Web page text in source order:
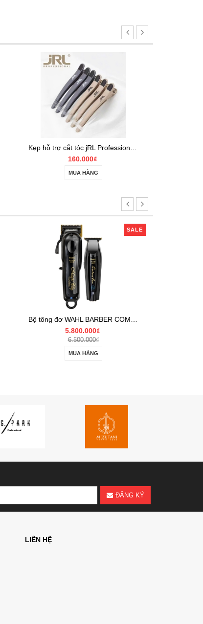
85.000₫
MUA HÀNG
SALE
Tông đơ cắt tóc WAHL 5 STAR BLACK CORDLESS MAGIC CLIP
3.350.000₫
3.950.000₫
MUA HÀNG
ĐĂNG KÝ
LIÊN HỆ